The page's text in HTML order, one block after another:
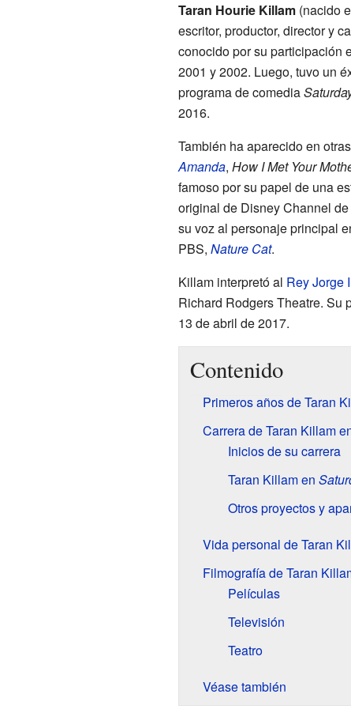
Taran Hourie Killam(nacido
escritor, productor, director y
conocido por su participación
2001 y 2002. Luego, tuvo un
programa de comedia
2016.
También ha aparecido en
Amanda, How I Met Your
famoso por su papel de una
original de Disney Channel
su voz al personaje principal
PBS, Nature Cat.
Killam interpretó al Rey Jorge
Richard Rodgers Theatre. Su
13 de abril de 2017.
Contenido
Primeros años de Taran
Carrera de Taran Killam
Inicios de su carrera
Taran Killam en
Otros proyectos y
Vida personal de Taran
Filmografía de Taran
Películas
Televisión
Teatro
Véase también